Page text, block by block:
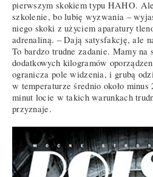
pierwszym skokiem typu HAHO.
szkolenie, bo lubię wyzwania –
niego skoki z użyciem aparatury
adrenaliną. – Dają satysfakcję, ale
To bardzo trudne zadanie. Mamy na
dodatkowych kilogramów
ogranicza pole widzenia, i grubą
w temperaturze średnio około
minut locie w takich warunkach
przyznaje.